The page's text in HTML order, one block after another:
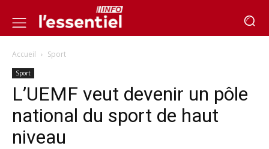
Accueil Sport
Sport
L’UEMF veut devenir un pôle
national du sport de haut
niveau